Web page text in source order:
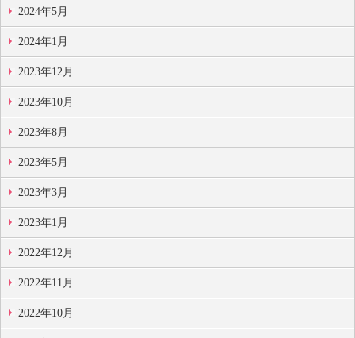
2024年5月
2024年1月
2023年12月
2023年10月
2023年8月
2023年5月
2023年3月
2023年1月
2022年12月
2022年11月
2022年10月